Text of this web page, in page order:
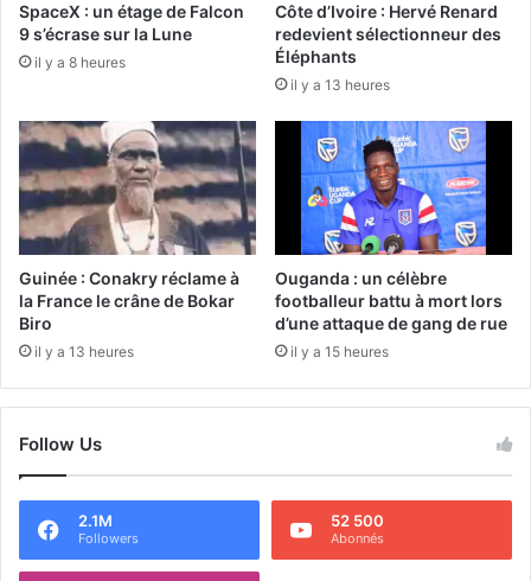
SpaceX : un étage de Falcon
9 s’écrase sur la Lune
il y a 8 heures
Côte d’Ivoire : Hervé Renard
redevient sélectionneur des
Éléphants
il y a 13 heures
Guinée : Conakry réclame à
la France le crâne de Bokar
Biro
il y a 13 heures
Ouganda : un célèbre
footballeur battu à mort lors
d’une attaque de gang de rue
il y a 15 heures
Follow Us
2.1M
Followers
52 500
Abonnés